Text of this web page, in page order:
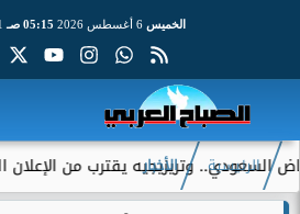
الخميس 05:15 صـ
وتريزيجيه يقترب من الإعلان الرسمي
الرئيسية الأخبار